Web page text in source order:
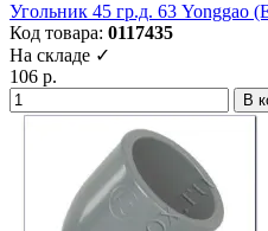
Угольник 45 гр.д. 63 Yonggao
Код товара: 0117435
На складе ✓
106 р.
В